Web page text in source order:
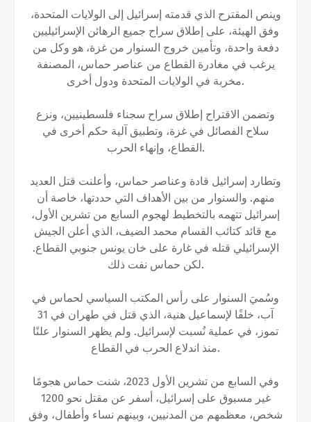
وينص المقترح الذي قدمته إسرائيل إلى الولايات المتحدة،
وفق الهيئة، على إطلاق سراح جميع الرهائن الإسرائيليين
دفعة واحدة، وتأمين خروج السنوار من غزة، هو وكل من
يرغب في مغادرة القطاع من عناصر حماس، المصنفة
مخربة في الولايات المتحدة ودول أخرى.
وتضمن الاقتراح إطلاق سراح سجناء فلسطينيين، ونزع
سلاح الفصائل في غزة، وتطبيق آلية حكم أخرى في
القطاع، وإنهاء الحرب.
وتطارد إسرائيل قادة وعناصر حماس، وأعلنت قتل العديد
منهم. والسنوار من بين الأهداف التي حددتها، خاصة أن
إسرائيل تتهمه بالتخطيط لهجوم السابع من تشرين الأول،
مع قائد كتائب القسام محمد الضيف، الذي أعلن الجيش
الإسرائيلي قتله في غارة على خان يونس جنوبي القطاع.
لكن حماس نفت ذلك.
وسُميَ السنوار على رأس المكتب السياسي لحماس في
آب، خلفًا لإسماعيل هنية، الذي قتل في طهران في 31
تموز، في عملية نُسبت لإسرائيل. ولم يظهر السنوار علنًا
منذ اندلاع الحرب في القطاع.
وفي السابع من تشرين الأول 2023، شنت حماس هجومًا
غير مسبوق على إسرائيل، أسفر عن مقتل نحو 1200
شخص، معظمهم من المدنيين، وبينهم نساء وأطفال، وفق